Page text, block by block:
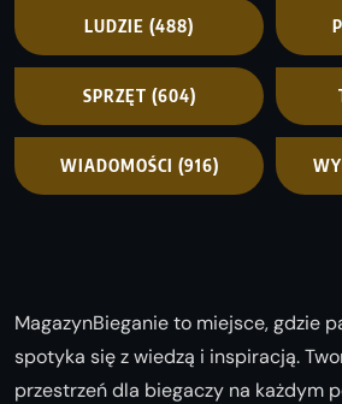
LUDZIE (488)
SPRZĘT (604)
WIADOMOŚCI (916)
MagazynBieganie to miejsce, gdzie
spotyka się z wiedzą i inspiracją.
przestrzeń dla biegaczy na każdym